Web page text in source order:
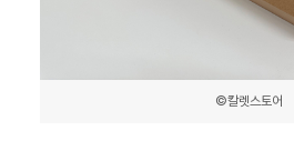
©칼렛스토어